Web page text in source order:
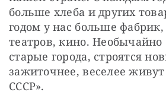
больше хлеба и других
годом у нас больше
театров, кино. Необычайно
старые города, строятся
зажиточнее, веселее
СССР».